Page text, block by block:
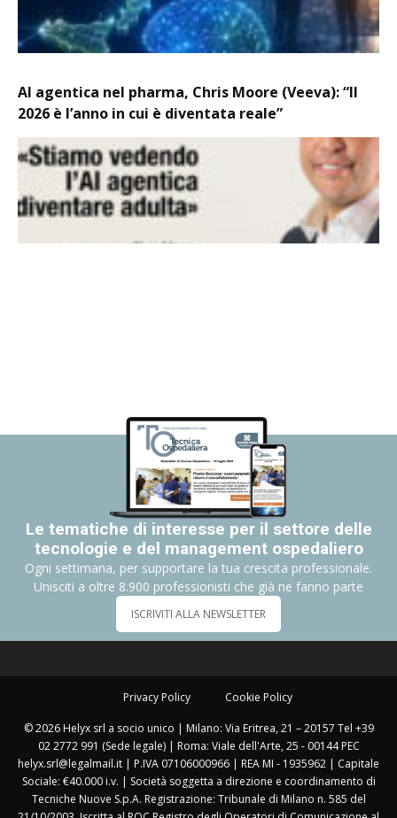
AI agentica nel pharma, Chris Moore (Veeva): “Il
2026 è l’anno in cui è diventata reale”
Le tematiche di interesse per il settore delle
tecnologie e del management ospedaliero
Ogni settimana, per supportare la tua crescita professionale.
Unisciti a oltre 8.900 professionisti che già ne fanno parte
ISCRIVITI ALLA NEWSLETTER
Privacy Policy Cookie Policy
© 2026 Helyx srl a socio unico | Milano: Via Eritrea, 21 – 20157 Tel +39
02 2772 991 (Sede legale) | Roma: Viale dell'Arte, 25 - 00144 PEC
helyx.srl@legalmail.it | P.IVA 07106000966 | REA MI - 1935962 | Capitale
Sociale: €40.000 i.v. | Società soggetta a direzione e coordinamento di
Tecniche Nuove S.p.A. Registrazione: Tribunale di Milano n. 585 del